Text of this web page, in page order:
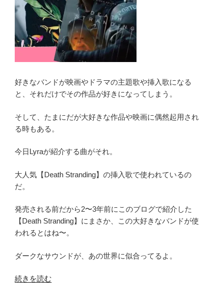
好きなバンドが映画やドラマの主題歌や挿入歌になる
と、それだけでその作品が好きになってしまう。
そして、たまにだが大好きな作品や映画に偶然起用され
る時もある。
今日Lyraが紹介する曲がそれ。
大人気【Death Stranding】の挿入歌で使われているの
だ。
発売される前だから2〜3年前にこのブログで紹介した
【Death Stranding】にまさか、この大好きなバンドが使
われるとはね〜。
ダークなサウンドが、あの世界に似合ってるよ。
“和
続きを読む